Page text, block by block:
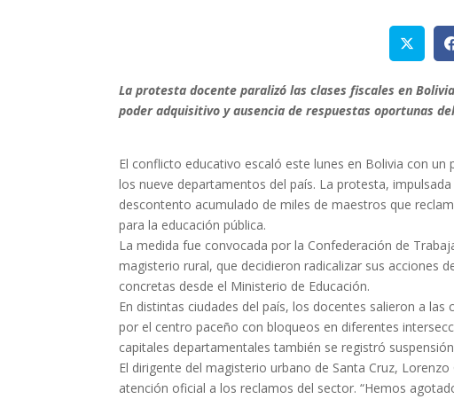
La protesta docente paralizó las clases fiscales en
poder adquisitivo y ausencia de respuestas oportunas
El conflicto educativo escaló este lunes en Bolivia con
los nueve departamentos del país. La protesta,
descontento acumulado de miles de maestros que
para la educación pública.
La medida fue convocada por la Confederación de
magisterio rural, que decidieron radicalizar sus acciones
concretas desde el Ministerio de Educación.
En distintas ciudades del país, los docentes salieron a
por el centro paceño con bloqueos en diferentes
capitales departamentales también se registró
El dirigente del magisterio urbano de Santa Cruz,
atención oficial a los reclamos del sector. “Hemos